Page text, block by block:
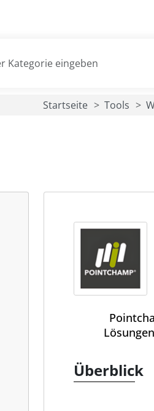
Startseite Tools
Überblick